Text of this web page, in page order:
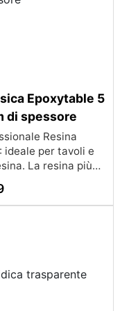
Epoxytable 5
di spessore
Resina
ideale per tavoli e
La resina più
fino a 5 cm.
di tavoli in
riempitive in
e cassaforme
✅ Bassissima